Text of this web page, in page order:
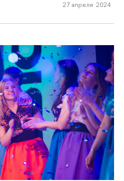
27 апреля 2024